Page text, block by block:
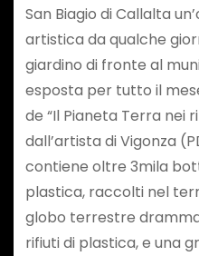
San Biagio di Callalta
artistica da qualche
giardino di fronte al
esposta per tutto il
de “Il Pianeta Terra nei
dall’artista di Vigonza
contiene oltre 3mila
plastica, raccolti nel
globo terrestre
rifiuti di plastica, e una